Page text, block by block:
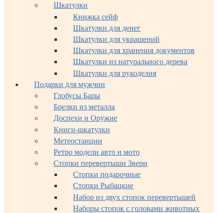
Шкатулки
Книжка сейф
Шкатулки для денег
Шкатулки для украшений
Шкатулки для хранения документов
Шкатулки из натурального дерева
Шкатулки для рукоделия
Подарки для мужчин
Глобусы Бары
Брелки из металла
Доспехи и Оружие
Книги-шкатулки
Метеостанции
Ретро модели авто и мото
Стопки перевертыши Звери
Стопки подарочные
Стопки Рыбацкие
Набор из двух стопок перевертышей
Наборы стопок с головами животных